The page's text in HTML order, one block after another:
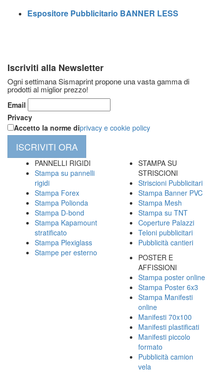
Espositore Pubblicitario BANNER LESS
Iscriviti alla Newsletter
Ogni settimana Sismaprint propone una vasta gamma di
prodotti al miglior prezzo!
Email
Privacy
Accetto la norme diprivacy e cookie policy
ISCRIVITI ORA
PANNELLI RIGIDI
Stampa su pannelli
rigidi
Stampa Forex
Stampa Polionda
Stampa D-bond
Stampa Kapamount
stratificato
Stampa Plexiglass
Stampe per esterno
STAMPA SU
STRISCIONI
Striscioni Pubblicitari
Stampa Banner PVC
Stampa Mesh
Stampa su TNT
Coperture Palazzi
Teloni pubblicitari
Pubblicità cantieri
POSTER E
AFFISSIONI
Stampa poster online
Stampa Poster 6x3
Stampa Manifesti
online
Manifesti 70x100
Manifesti plastificati
Manifesti piccolo
formato
Pubblicità camion
vela